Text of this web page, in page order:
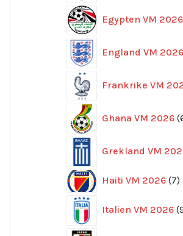
Egypten VM 2026
England VM 2026
Frankrike VM
Ghana VM 2026
Grekland VM
Haiti VM 2026 77
Italien VM 2026